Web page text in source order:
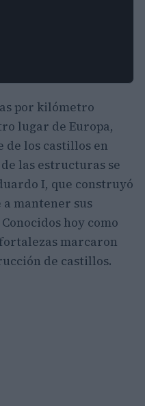
por kilómetro
lugar de Europa,
de los castillos en
las estructuras se
I, que construyó
mantener sus
hoy como
marcaron
de castillos.